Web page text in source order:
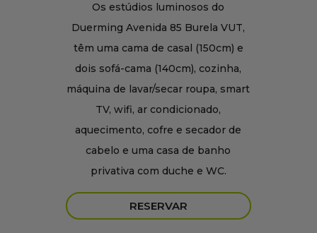
Os estúdios luminosos do
Duerming Avenida 85 Burela VUT,
têm uma cama de casal (150cm) e
dois sofá-cama (140cm), cozinha,
máquina de lavar/secar roupa, smart
TV, wifi, ar condicionado,
aquecimento, cofre e secador de
cabelo e uma casa de banho
privativa com duche e WC.
RESERVAR